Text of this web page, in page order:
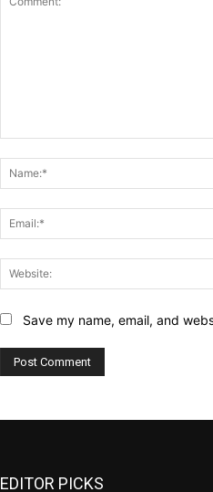
Save my name, email, and
EDITOR PICKS